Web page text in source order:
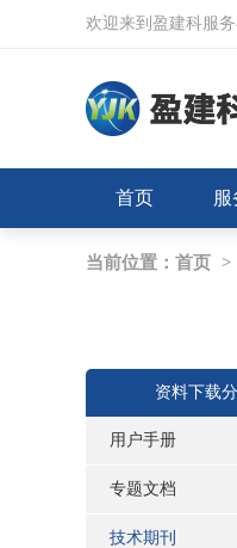
欢迎来到盈建科服
首页
当前位置： 首页 >
资料下载
用户手册
专题文档
技术期刊